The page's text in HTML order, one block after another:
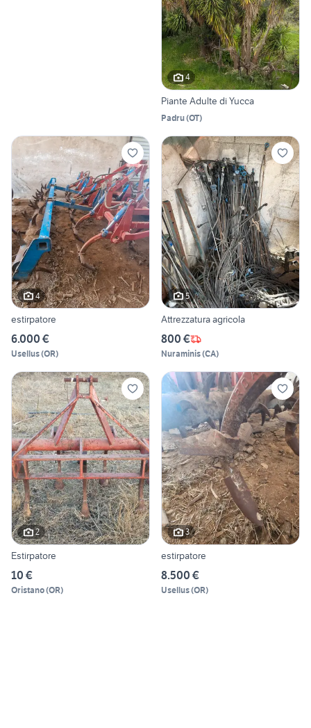
4
Piante Adulte di Yucca
Padru(OT)
4
estirpatore
6.000 €
Usellus(OR)
5
Attrezzatura agricola
800 €
Nuraminis(CA)
2
Estirpatore
10 €
Oristano(OR)
3
estirpatore
8.500 €
Usellus(OR)